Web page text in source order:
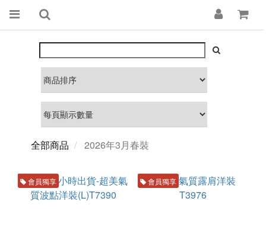
全部商品 2026年3月春裝
會員獨享 會員獨享